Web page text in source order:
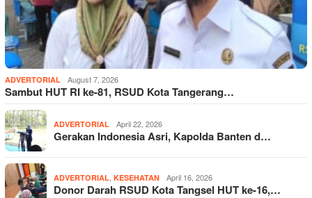
ADVERTORIAL August 7, 2026
Sambut HUT RI ke-81, RSUD Kota Tangerang…
ADVERTORIAL April 22, 2026
Gerakan Indonesia Asri, Kapolda Banten d…
ADVERTORIAL KESEHATAN April 16, 2026
Donor Darah RSUD Kota Tangsel HUT ke-16,…